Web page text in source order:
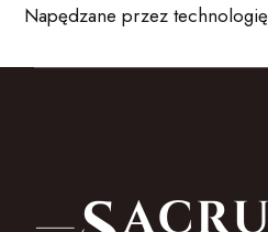
Napędzane przez technologię